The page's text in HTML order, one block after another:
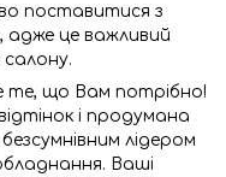
поставитися з
адже це важливий
те, що Вам потрібно!
і продумана
лідером
Ваші